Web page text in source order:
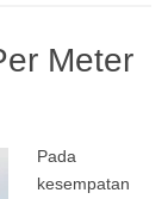
Meter
Pada
kesempatan